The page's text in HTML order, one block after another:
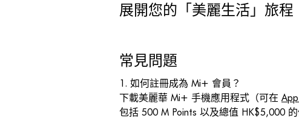
展開您的「美麗生活」旅程
常見問題
1. 如何註冊成為 Mi+ 會員？
下載美麗華 Mi+ 手機應用程式（可在
包括 500 M Points 以及總值 HK$5,000 的